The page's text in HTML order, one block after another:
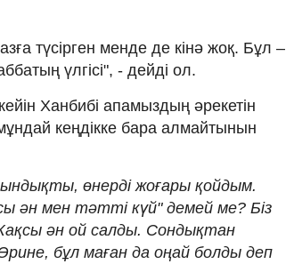
түсірген менде де кінә жоқ. Бұл –
үлгісі", - дейді ол.
Ханбибі апамыздың әрекетін
кеңдікке бара алмайтынын
өнерді жоғары қойдым.
ән мен тәтті күй" демей ме? Біз
Жақсы ән ой салды. Сондықтан
бұл маған да оңай болды деп